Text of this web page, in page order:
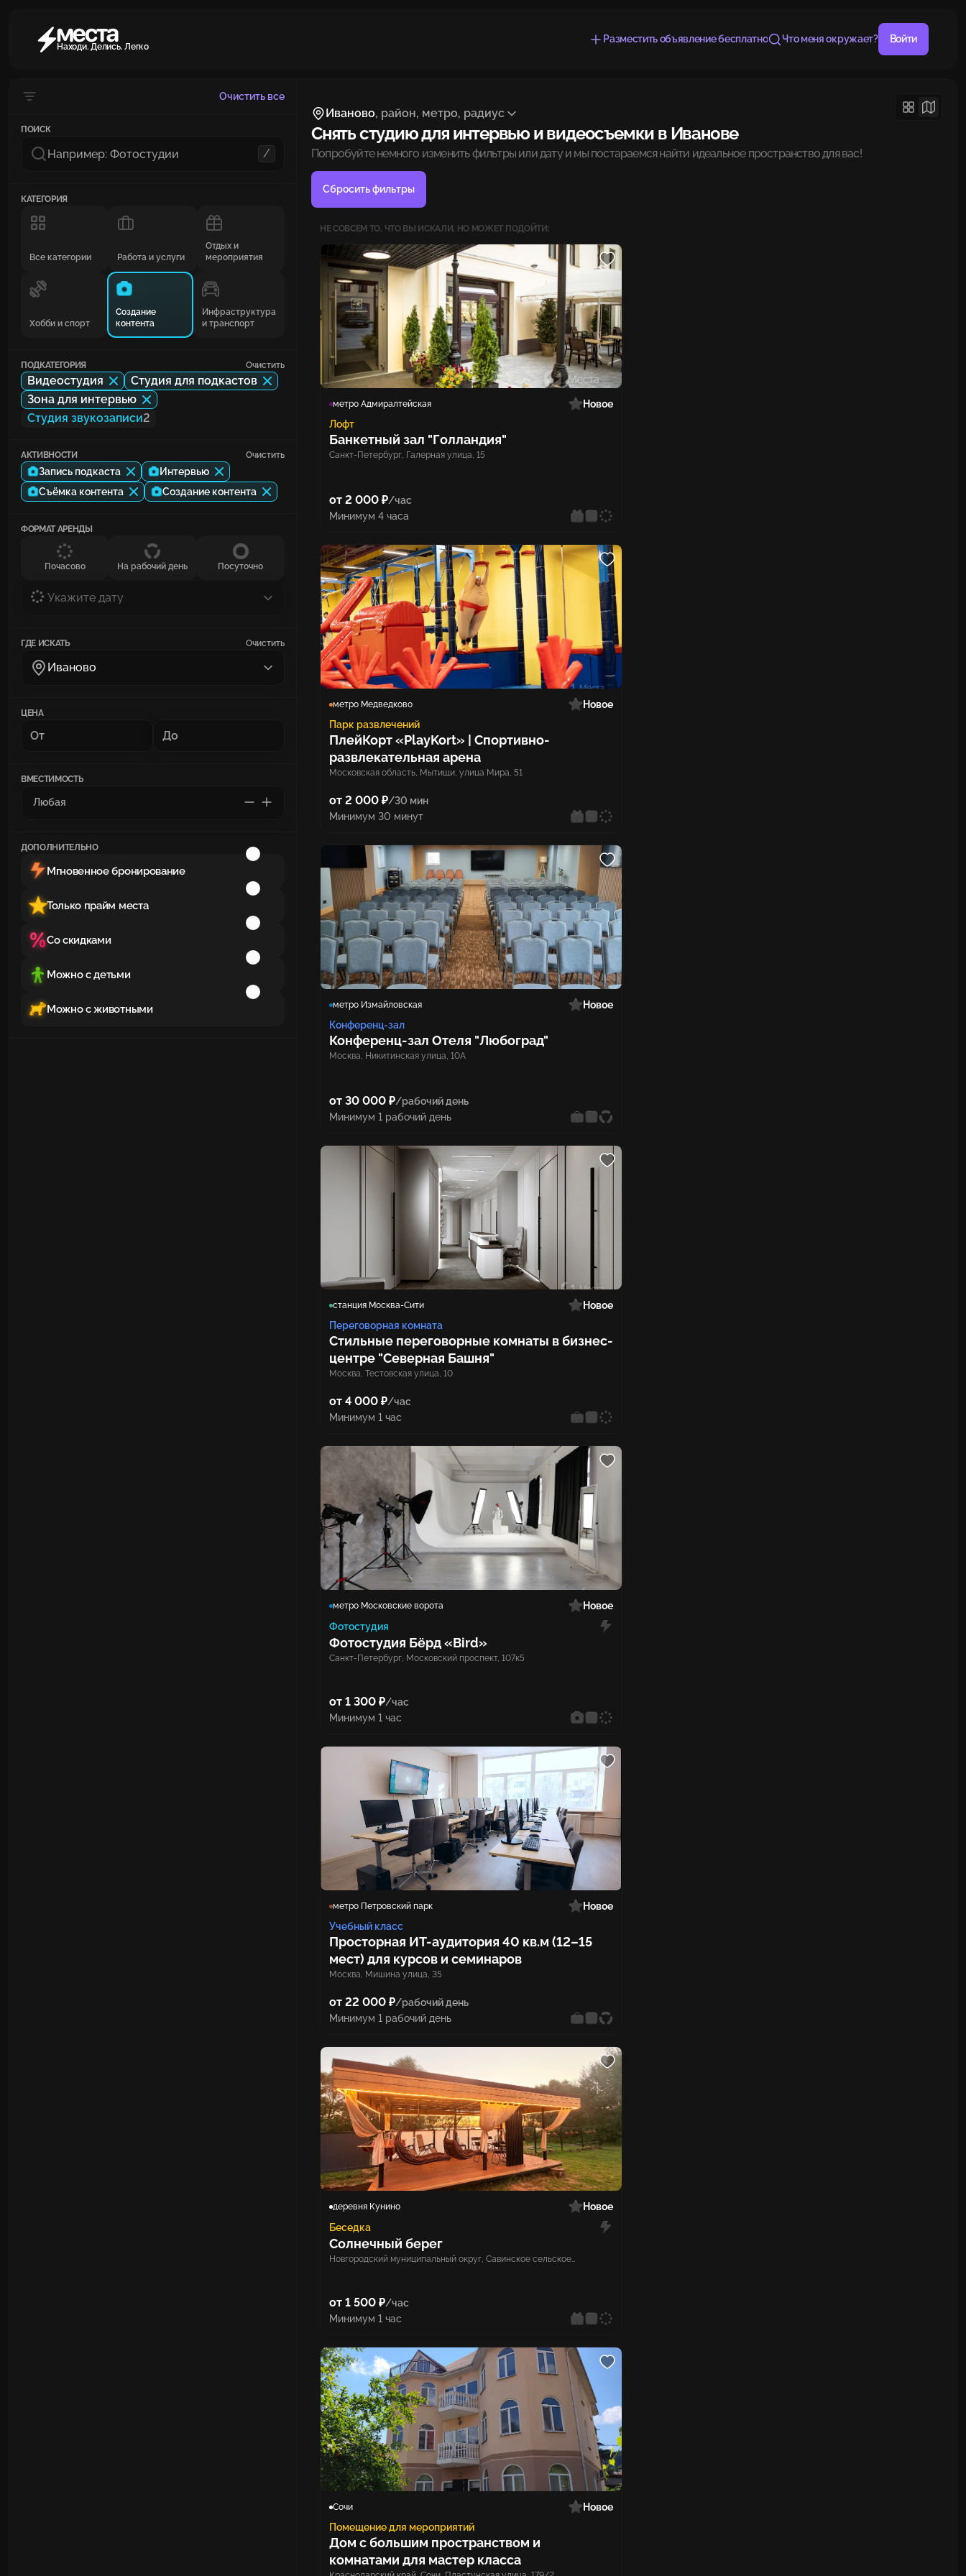
Находи. Делись. Легко
Разместить объявление бесплатно Что меня окружает? Войти
Очистить все
ПОИСК
/
КАТЕГОРИЯ
Все категории Работа и услуги
Отдых и
мероприятия
Хобби и спорт
Создание
контента
Инфраструктура
и транспорт
ПОДКАТЕГОРИЯ Очистить
Видеостудия
Студия для подкастов
Зона для интервью
Студия звукозаписи2
АКТИВНОСТИ Очистить
Запись подкаста
Интервью
Съёмка контента
Создание контента
ФОРМАТ АРЕНДЫ
Почасово На рабочий день Посуточно
Укажите дату
ГДЕ ИСКАТЬ Очистить
Иваново
ЦЕНА
ВМЕСТИМОСТЬ
ДОПОЛНИТЕЛЬНО
Мгновенное бронирование
Только прайм места
Со скидками
Можно с детьми
Можно с животными
Иваново, район, метро, радиус
Снять студию для интервью и видеосъемки в Иванове
Попробуйте немного изменить фильтры или дату и мы постараемся найти идеальное пространство для вас!
Сбросить фильтры
НЕ СОВСЕМ ТО, ЧТО ВЫ ИСКАЛИ, НО МОЖЕТ ПОДОЙТИ:
метро Адмиралтейская
Новое
Лофт
Банкетный зал "Голландия"
Санкт-Петербург, Галерная улица, 15
от 2 000 ₽/час
Минимум 4 часа
метро Медведково
Новое
Парк развлечений
ПлейКорт «PlayKort» | Спортивно-
развлекательная арена
Московская область, Мытищи, улица Мира, 51
от 2 000 ₽/30 мин
Минимум 30 минут
метро Измайловская
Новое
Конференц-зал
Конференц‑зал Отеля "Любоград"
Москва, Никитинская улица, 10А
от 30 000 ₽/рабочий день
Минимум 1 рабочий день
станция Москва-Сити
Новое
Переговорная комната
Стильные переговорные комнаты в бизнес-
центре "Северная Башня"
Москва, Тестовская улица, 10
от 4 000 ₽/час
Минимум 1 час
метро Московские ворота
Новое
Фотостудия
Фотостудия Бёрд «Bird»
Санкт-Петербург, Московский проспект, 107к5
от 1 300 ₽/час
Минимум 1 час
метро Петровский парк
Новое
Учебный класс
Просторная ИТ-аудитория 40 кв.м (12–15
мест) для курсов и семинаров
Москва, Мишина улица, 35
от 22 000 ₽/рабочий день
Минимум 1 рабочий день
деревня Кунино
Новое
Беседка
Солнечный берег
Новгородский муниципальный округ, Савинское сельское
от 1 500 ₽/час
Минимум 1 час
Сочи
Новое
Помещение для мероприятий
Дом с большим пространством и
комнатами для мастер класса